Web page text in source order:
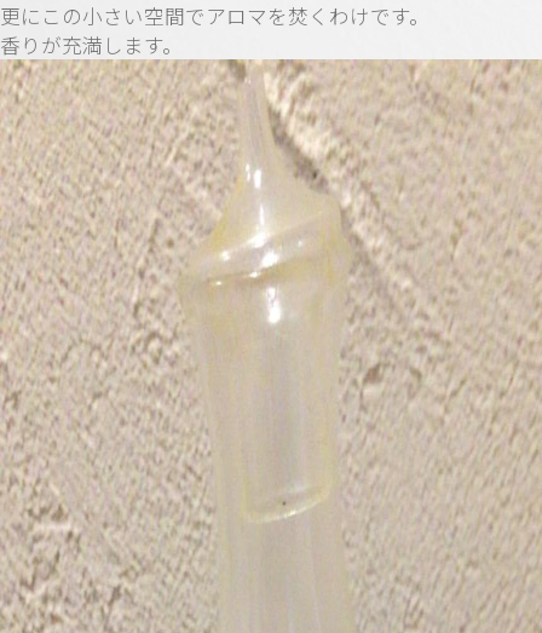
更にこの小さい空間でアロマを焚くわけです。
香りが充満します。